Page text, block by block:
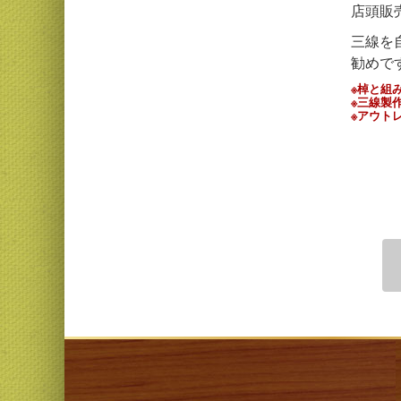
店頭販
三線を
勧めで
※棹と組
※三線製
※アウト